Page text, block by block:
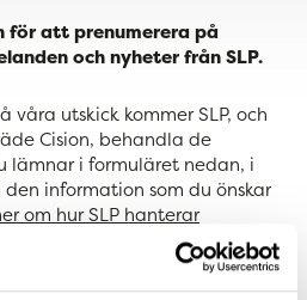
för att prenumerera på
och nyheter från SLP.
våra utskick kommer SLP, och
Cision, behandla de
lämnar i formuläret nedan, i
information som du önskar
om hur SLP hanterar